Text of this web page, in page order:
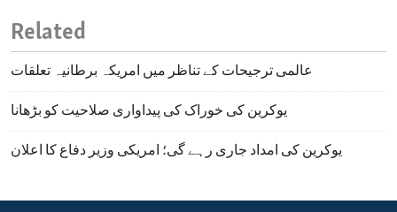
Related
عالمی ترجیحات کے تناظر میں امریکہ برطانیہ تعلقات
یوکرین کی خوراک کی پیداواری صلاحیت کو بڑھانا
یوکرین کی امداد جاری رہے گی؛ امریکی وزیر دفاع کا اعلان